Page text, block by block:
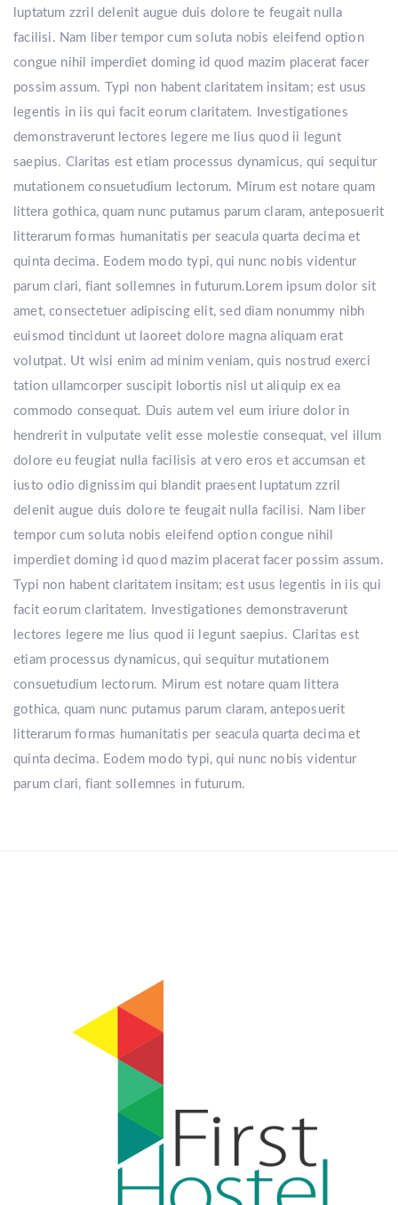
luptatum zzril delenit augue duis dolore te feugait nulla
facilisi. Nam liber tempor cum soluta nobis eleifend option
congue nihil imperdiet doming id quod mazim placerat facer
possim assum. Typi non habent claritatem insitam; est usus
legentis in iis qui facit eorum claritatem. Investigationes
demonstraverunt lectores legere me lius quod ii legunt
saepius. Claritas est etiam processus dynamicus, qui sequitur
mutationem consuetudium lectorum. Mirum est notare quam
littera gothica, quam nunc putamus parum claram, anteposuerit
litterarum formas humanitatis per seacula quarta decima et
quinta decima. Eodem modo typi, qui nunc nobis videntur
parum clari, fiant sollemnes in futurum.Lorem ipsum dolor sit
amet, consectetuer adipiscing elit, sed diam nonummy nibh
euismod tincidunt ut laoreet dolore magna aliquam erat
volutpat. Ut wisi enim ad minim veniam, quis nostrud exerci
tation ullamcorper suscipit lobortis nisl ut aliquip ex ea
commodo consequat. Duis autem vel eum iriure dolor in
hendrerit in vulputate velit esse molestie consequat, vel illum
dolore eu feugiat nulla facilisis at vero eros et accumsan et
iusto odio dignissim qui blandit praesent luptatum zzril
delenit augue duis dolore te feugait nulla facilisi. Nam liber
tempor cum soluta nobis eleifend option congue nihil
imperdiet doming id quod mazim placerat facer possim assum.
Typi non habent claritatem insitam; est usus legentis in iis qui
facit eorum claritatem. Investigationes demonstraverunt
lectores legere me lius quod ii legunt saepius. Claritas est
etiam processus dynamicus, qui sequitur mutationem
consuetudium lectorum. Mirum est notare quam littera
gothica, quam nunc putamus parum claram, anteposuerit
litterarum formas humanitatis per seacula quarta decima et
quinta decima. Eodem modo typi, qui nunc nobis videntur
parum clari, fiant sollemnes in futurum.